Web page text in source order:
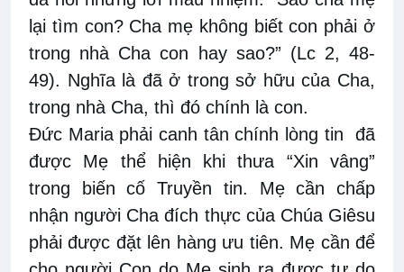
lại tìm con? Cha mẹ không biết con phải ở
trong nhà Cha con hay sao?” (Lc 2, 48-
49). Nghĩa là đã ở trong sở hữu của Cha,
trong nhà Cha, thì đó chính là con.
Đức Maria phải canh tân chính lòng tin
đã
được Mẹ thể hiện khi thưa “Xin vâng”
trong biến cố Truyền tin. Mẹ cần chấp
nhận người Cha đích thực của Chúa Giêsu
phải được đặt lên hàng ưu tiên. Mẹ cần để